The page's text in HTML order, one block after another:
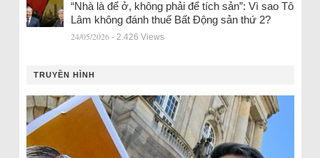
“Nhà là để ở, không phải để tích sản”: Vì sao Tô
Lâm không đánh thuế Bất Động sản thứ 2?
24/05/2026 - 2.426 Views
TRUYỀN HÌNH